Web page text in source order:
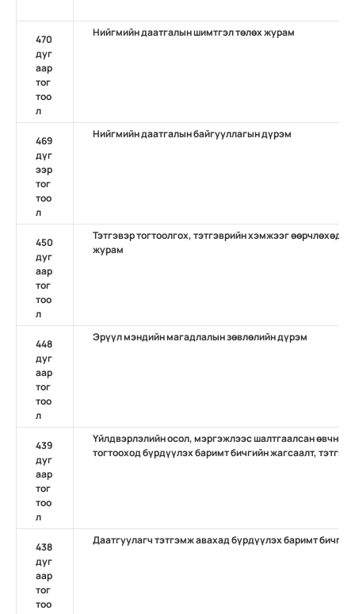
470
дуг
аар
тог
тоо
л
Нийгмийн даатгалын шимтгэл төлөх журам
469
дүг
ээр
тог
тоо
л
Нийгмийн даатгалын байгууллагын дүрэм
450
дуг
аар
тог
тоо
л
Тэтгэвэр тогтоолгох, тэтгэврийн хэмжээг өөрчлөхөд
журам
448
дуг
аар
тог
тоо
л
Эрүүл мэндийн магадлалын зөвлөлийн дүрэм
439
дуг
аар
тог
тоо
л
Үйлдвэрлэлийн осол, мэргэжлээс шалтгаалсан өвчний
тогтооход бүрдүүлэх баримт бичгийн жагсаалт,
438
дуг
аар
тог
тоо
Даатгуулагч тэтгэмж авахад бүрдүүлэх баримт